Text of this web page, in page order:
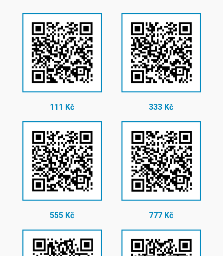
111 Kč 333 Kč
555 Kč 777 Kč